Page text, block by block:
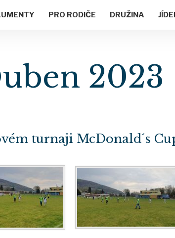
PRO RODIČE DRUŽINA
2023
turnaji McDonald´s